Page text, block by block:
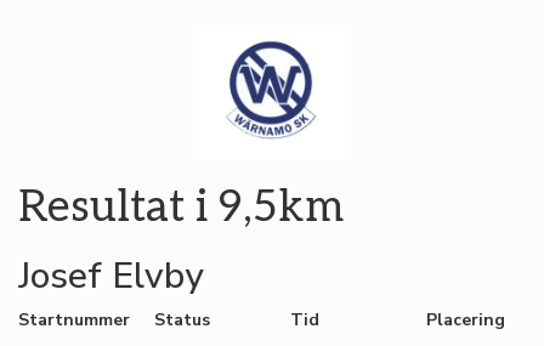
Resultat i 9,5km
Josef Elvby
Startnummer
Status
Tid
Placering